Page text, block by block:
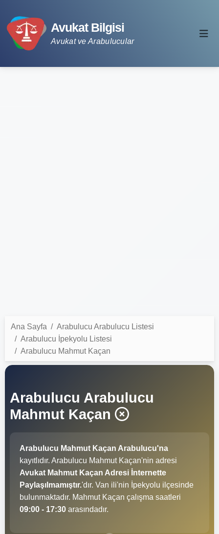
Avukat Bilgisi
Avukat ve Arabulucular
Ana Sayfa
Arabulucu Arabulucu Listesi
Arabulucu İpekyolu Listesi
Arabulucu Mahmut Kaçan
Arabulucu Arabulucu
Mahmut Kaçan
Arabulucu Mahmut Kaçan Arabulucu'na
kayıtlıdır. Arabulucu Mahmut Kaçan'nin adresi
Avukat Mahmut Kaçan Adresi İnternette
Paylaşılmamıştır.'dır. Van ili'nin İpekyolu ilçesinde
bulunmaktadır. Mahmut Kaçan çalışma saatleri
09:00 - 17:30 arasındadır.